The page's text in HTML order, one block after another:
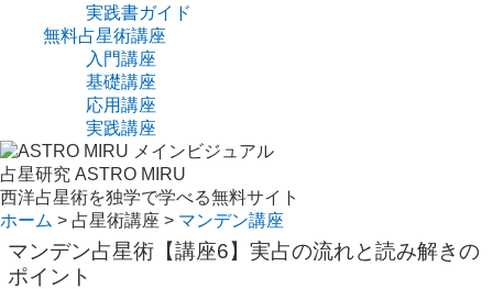
実践書ガイド
無料占星術講座
入門講座
基礎講座
応用講座
実践講座
占星研究 ASTRO MIRU
西洋占星術を独学で学べる無料サイト
ホーム > 占星術講座 > マンデン講座
マンデン占星術【講座6】実占の流れと読み解きの
ポイント